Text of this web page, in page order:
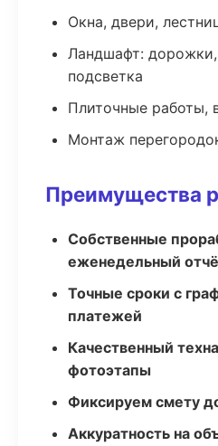
Окна, двери,
Ландшафт:
подсветка
Плиточные работы,
Монтаж
Преимущества
Собственные
еженедельный
Точные сроки с
платежей
Качественный
фотоэтапы
Фиксируем смету
Аккуратность на